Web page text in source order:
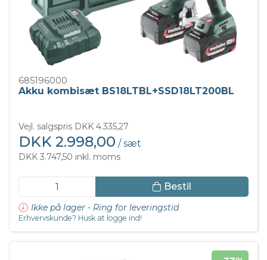
685196000
Akku kombisæt BS18LTBL+SSD18LT200BL
Vejl. salgspris DKK 4.335,27
DKK 2.998,00 / sæt
DKK 3.747,50 inkl. moms
Bestil
Ikke på lager - Ring for leveringstid
Erhvervskunde? Husk at logge ind!